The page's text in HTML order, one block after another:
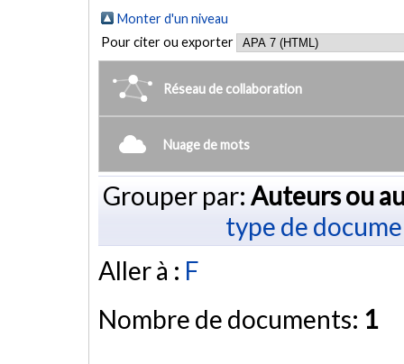
Monter d'un niveau
Pour citer ou exporter
Réseau de collaboration
Nuage de mots
Grouper par: Auteurs ou
type de
Aller à : F
Nombre de documents: 1